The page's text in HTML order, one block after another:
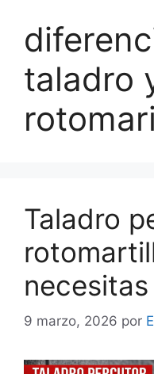
taladro
Taladro
9 marzo, 2026 por